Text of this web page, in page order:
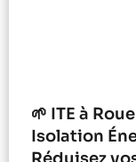
🌱 ITE à
Isolation